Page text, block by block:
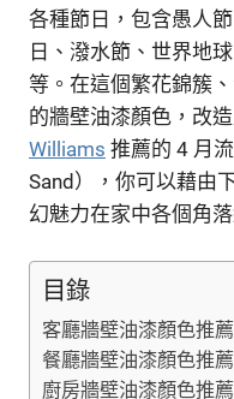
各種節日，包含愚人
日、潑水節、世界地
等。在這個繁花錦簇
的牆壁油漆顏色，改
Williams 推薦的 4 月
Sand），你可以藉由
幻魅力在家中各個角落
目錄
客廳牆壁油漆顏色推
餐廳牆壁油漆顏色推
廚房牆壁油漆顏色推